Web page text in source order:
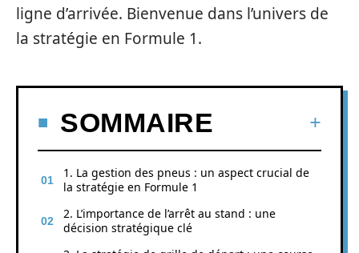
ligne d’arrivée. Bienvenue dans l’univers de
la stratégie en Formule 1.
SOMMAIRE
1. La gestion des pneus : un aspect crucial de
la stratégie en Formule 1
2. L’importance de l’arrêt au stand : une
décision stratégique clé